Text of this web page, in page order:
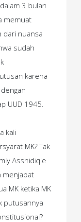
3 bulan
memuat
dari nuansa
sudah
karena
UUD 1945.
kali
MK? Tak
Asshidiqie
menjabat
MK ketika MK
putusannya